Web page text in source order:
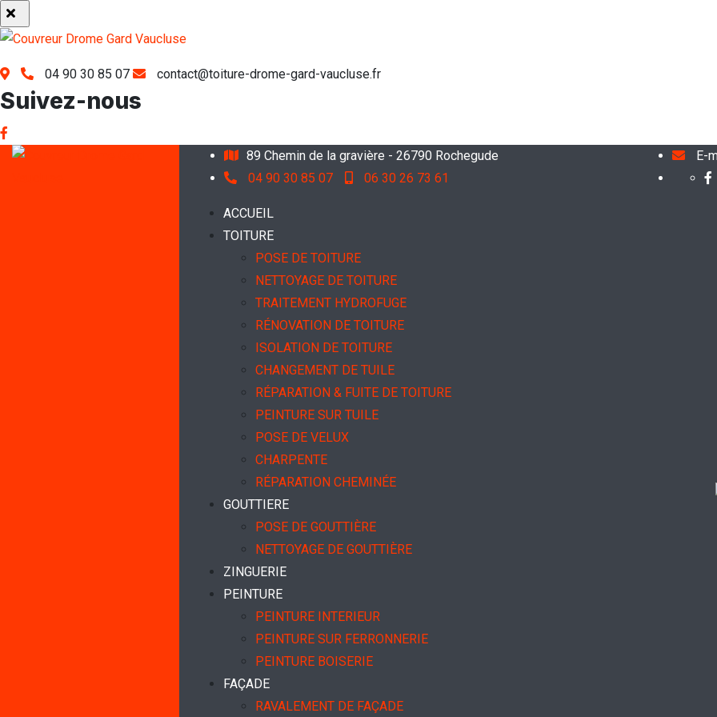
04 90 30 85 07 contact@toiture-drome-gard-vaucluse.fr
Suivez-nous
89 Chemin de la gravière - 26790 Rochegude
04 90 30 85 07
06 30 26 73 61
E-
ACCUEIL
TOITURE
POSE DE TOITURE
NETTOYAGE DE TOITURE
TRAITEMENT HYDROFUGE
RÉNOVATION DE TOITURE
ISOLATION DE TOITURE
CHANGEMENT DE TUILE
RÉPARATION & FUITE DE TOITURE
PEINTURE SUR TUILE
POSE DE VELUX
CHARPENTE
RÉPARATION CHEMINÉE
GOUTTIERE
POSE DE GOUTTIÈRE
NETTOYAGE DE GOUTTIÈRE
ZINGUERIE
PEINTURE
PEINTURE INTERIEUR
PEINTURE SUR FERRONNERIE
PEINTURE BOISERIE
FAÇADE
RAVALEMENT DE FAÇADE